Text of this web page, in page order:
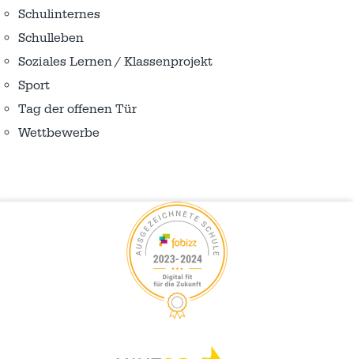
Schulinternes
Schulleben
Soziales Lernen / Klassenprojekt
Sport
Tag der offenen Tür
Wettbewerbe